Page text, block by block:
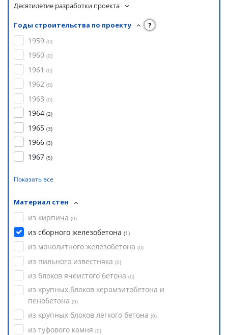
Десятилетие разработки проекта
Годы строительства по проекту ?
1959 (0)
1960 (0)
1961 (0)
1962 (0)
1963 (0)
1964 (2)
1965 (3)
1966 (3)
1967 (5)
Показать все
Материал стен
из кирпича (0)
из сборного железобетона (1)
из монолитного железобетона (0)
из пильного известняка (0)
из блоков ячеистого бетона (0)
из крупных блоков керамзитобетона и
пенобетона (0)
из крупных блоков легкого бетона (0)
из туфового камня (0)